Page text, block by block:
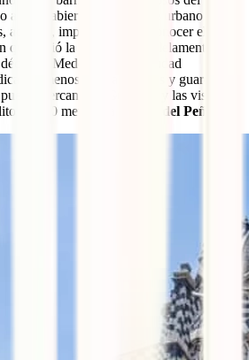
a cielo abierto lleno de arte urbano en
además, importante para conocer el
que vivió la ciudad (y paralelamente,
Medellín es una ciudad
al menos, un par de días y guardar un
cercano de
y las vistas
de 220 metros, la
Piedra del Peñol